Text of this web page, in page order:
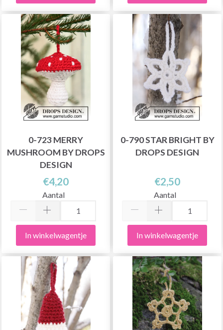
0-723 MERRY
MUSHROOM BY DROPS
DESIGN
€4,20
Aantal
In winkelwagentje
0-790 STAR BRIGHT BY
DROPS DESIGN
€2,50
Aantal
In winkelwagentje